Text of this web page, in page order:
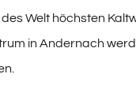
Welt höchsten
in Andernach